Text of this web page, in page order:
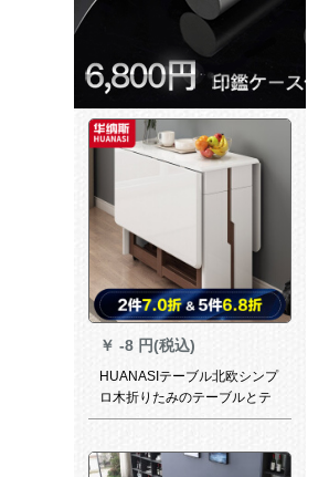
￥ -8 円(税込)
HUANASIテーブル北欧シンプ
ロ木折りたみのテーブルとテ
ーブルのセットは白いテーブ
す。